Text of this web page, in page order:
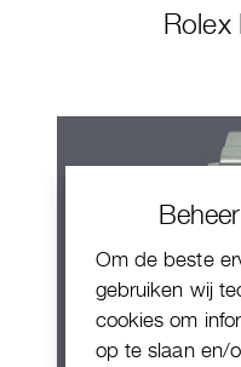
Om de beste
gebruiken wij
cookies om
op te slaan en/
Rolex